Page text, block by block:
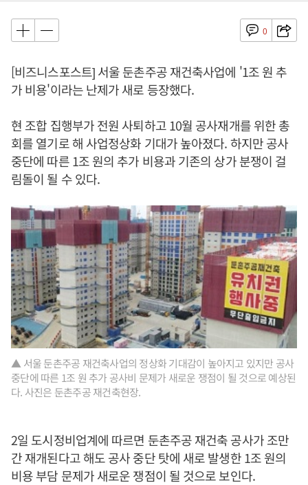
0
[비즈니스포스트] 서울 둔촌주공 재건축사업에 '1조 원 추
가 비용'이라는 난제가 새로 등장했다.
현 조합 집행부가 전원 사퇴하고 10월 공사재개를 위한 총
회를 열기로 해 사업정상화 기대가 높아졌다. 하지만 공사
중단에 따른 1조 원의 추가 비용과 기존의 상가 분쟁이 걸
림돌이 될 수 있다.
▲ 서울 둔촌주공 재건축사업의 정상화 기대감이 높아지고 있지만 공사
중단에 따른 1조 원 추가 공사비 문제가 새로운 쟁점이 될 것으로 예상된
다. 사진은 둔촌주공 재건축현장.
2일 도시정비업계에 따르면 둔촌주공 재건축 공사가 조만
간 재개된다고 해도 공사 중단 탓에 새로 발생한 1조 원의
비용 부담 문제가 새로운 쟁점이 될 것으로 보인다.